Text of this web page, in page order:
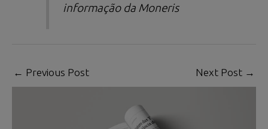
informação da Moneris
← Previous Post Next Post →